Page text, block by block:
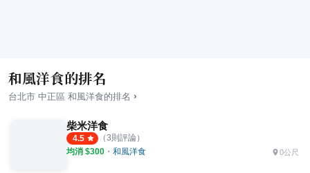
和風洋食的排名
台北市 中正區 和風洋食的排名 ›
柴米洋食
4.5 （3則評論）
均消 $300 ・ 和風洋食 0公尺